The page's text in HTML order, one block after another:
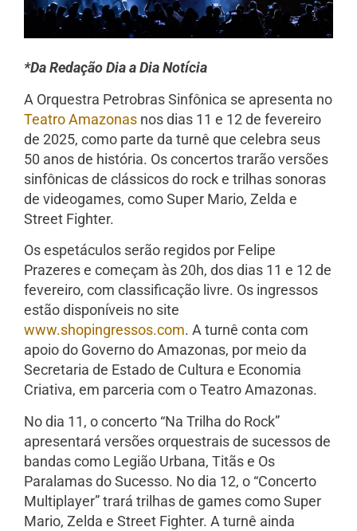
*Da Redação Dia a Dia Notícia
A Orquestra Petrobras Sinfônica se apresenta no
Teatro Amazonas nos dias 11 e 12 de fevereiro
de 2025, como parte da turnê que celebra seus
50 anos de história. Os concertos trarão versões
sinfônicas de clássicos do rock e trilhas sonoras
de videogames, como Super Mario, Zelda e
Street Fighter.
Os espetáculos serão regidos por Felipe
Prazeres e começam às 20h, dos dias 11 e 12 de
fevereiro, com classificação livre. Os ingressos
estão disponíveis no site
www.shopingressos.com. A turnê conta com
apoio do Governo do Amazonas, por meio da
Secretaria de Estado de Cultura e Economia
Criativa, em parceria com o Teatro Amazonas.
No dia 11, o concerto “Na Trilha do Rock”
apresentará versões orquestrais de sucessos de
bandas como Legião Urbana, Titãs e Os
Paralamas do Sucesso. No dia 12, o “Concerto
Multiplayer” trará trilhas de games como Super
Mario, Zelda e Street Fighter. A turnê ainda